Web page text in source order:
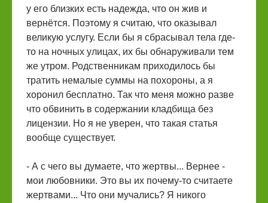
у его близких есть надежда, что он жив и
вернётся. Поэтому я считаю, что оказывал
великую услугу. Если бы я сбрасывал тела где-
то на ночных улицах, их бы обнаруживали тем
же утром. Родственникам приходилось бы
тратить немалые суммы на похороны, а я
хоронил бесплатно. Так что меня можно разве
что обвинить в содержании кладбища без
лицензии. Но я не уверен, что такая статья
вообще существует.
- А с чего вы думаете, что жертвы... Вернее -
мои любовники. Это вы их почему-то считаете
жертвами... Что они мучались? Я никого